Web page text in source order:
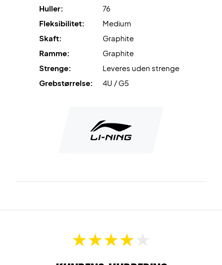
Til sidst, så leveres den med et cover.
Huller:
76
Fleksibilitet:
Medium
Skaft:
Graphite
Ramme:
Graphite
Strenge:
Leveres uden strenge
Grebstørrelse:
4U / G5